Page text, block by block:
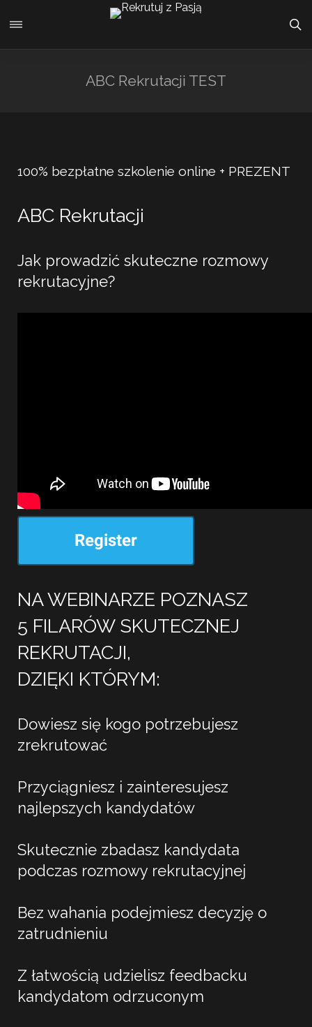
ABC Rekrutacji TEST
100% bezpłatne szkolenie online + PREZENT
ABC Rekrutacji
Jak prowadzić skuteczne rozmowy
rekrutacyjne?
Register
NA WEBINARZE POZNASZ
5 FILARÓW SKUTECZNEJ
REKRUTACJI,
DZIĘKI KTÓRYM:
Dowiesz się kogo potrzebujesz
zrekrutować
Przyciągniesz i zainteresujesz
najlepszych kandydatów
Skutecznie zbadasz kandydata
podczas rozmowy rekrutacyjnej
Bez wahania podejmiesz decyzję o
zatrudnieniu
Z łatwością udzielisz feedbacku
kandydatom odrzuconym